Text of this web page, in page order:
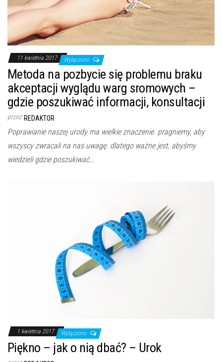
11 kwietnia 2017 Wyłączono
Metoda na pozbycie się problemu braku
akceptacji wyglądu warg sromowych –
gdzie poszukiwać informacji, konsultacji
przez REDAKTOR
Poprawianie naszej urody ma wielkie znaczenie. pragniemy, aby
wszyscy zwracali na nas uwagę. dlatego ważne jest, abyśmy
wiedzieli gdzie poszukiwać…
1 kwietnia 2017 Wyłączono
Piękno – jak o nią dbać? – Urok